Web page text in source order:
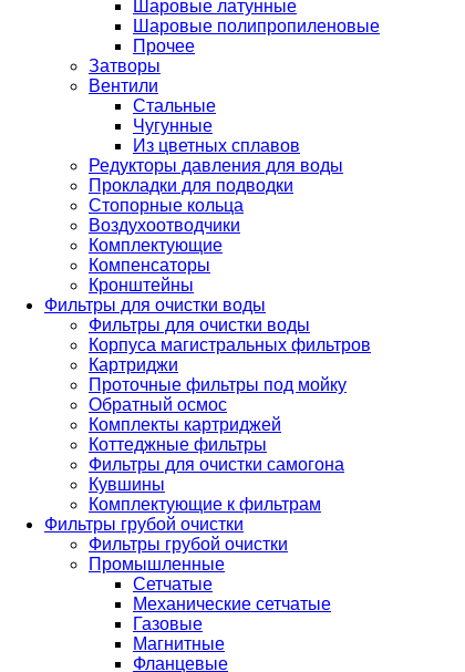
Шаровые латунные
Шаровые полипропиленовые
Прочее
Затворы
Вентили
Стальные
Чугунные
Из цветных сплавов
Редукторы давления для воды
Прокладки для подводки
Стопорные кольца
Воздухоотводчики
Комплектующие
Компенсаторы
Кронштейны
Фильтры для очистки воды
Фильтры для очистки воды
Корпуса магистральных фильтров
Картриджи
Проточные фильтры под мойку
Обратный осмос
Комплекты картриджей
Коттеджные фильтры
Фильтры для очистки самогона
Кувшины
Комплектующие к фильтрам
Фильтры грубой очистки
Фильтры грубой очистки
Промышленные
Сетчатые
Механические сетчатые
Газовые
Магнитные
Фланцевые